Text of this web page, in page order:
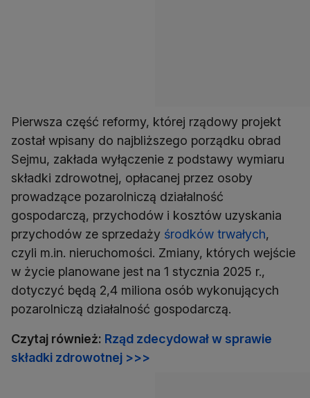
Pierwsza część reformy, której rządowy projekt
został wpisany do najbliższego porządku obrad
Sejmu, zakłada wyłączenie z podstawy wymiaru
składki zdrowotnej, opłacanej przez osoby
prowadzące pozarolniczą działalność
gospodarczą, przychodów i kosztów uzyskania
przychodów ze sprzedaży środków trwałych,
czyli m.in. nieruchomości. Zmiany, których wejście
w życie planowane jest na 1 stycznia 2025 r.,
dotyczyć będą 2,4 miliona osób wykonujących
pozarolniczą działalność gospodarczą.
Czytaj również: Rząd zdecydował w sprawie
składki zdrowotnej >>>